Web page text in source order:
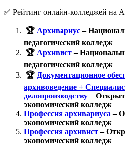
✅ Рейтинг онлайн-колледжей на
🏆 Архивариус–
педагогический колледж
🏆 Архивист–
педагогический колледж
🏆 Документационное
архивоведение +
делопроизводству–
экономический колледж
Профессия архивариуса –
экономический колледж
Профессия архивист–
экономический колледж